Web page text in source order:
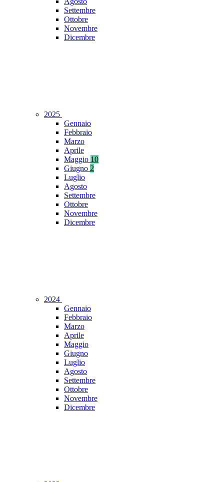
Settembre
Ottobre
Novembre
Dicembre
2025
Gennaio
Febbraio
Marzo
Aprile
Maggio 10
Giugno 2
Luglio
Agosto
Settembre
Ottobre
Novembre
Dicembre
2024
Gennaio
Febbraio
Marzo
Aprile
Maggio
Giugno
Luglio
Agosto
Settembre
Ottobre
Novembre
Dicembre